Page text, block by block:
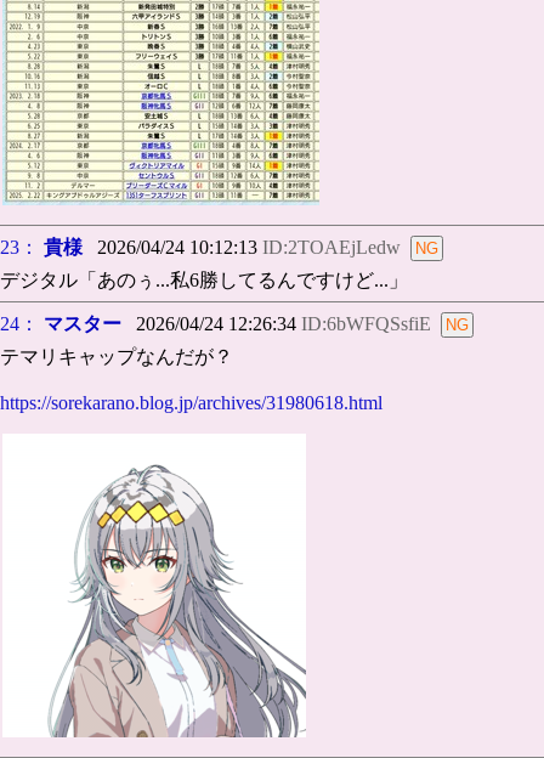
23： 貴様 2026/04/24 10:12:13 ID:2TOAEjLedw
デジタル「あのぅ...私6勝してるんですけど...」
24： マスター 2026/04/24 12:26:34 ID:6bWFQSsfiE
テマリキャップなんだが？
https://sorekarano.blog.jp/archives/31980618.html